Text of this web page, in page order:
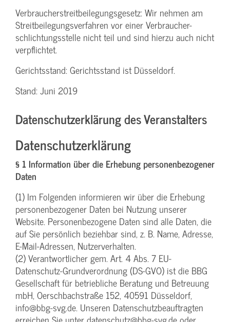
Verbraucher­streitbeilegungs­gesetz: Wir nehmen am
Streit­beilegungs­verfahren vor einer Verbraucher­
schlichtungs­stelle nicht teil und sind hierzu auch nicht
verpflichtet.
Gerichtsstand: Gerichtsstand ist Düsseldorf.
Stand: Juni 2019
Datenschutzerklärung des Veranstalters
Datenschutzerklärung
§ 1 Information über die Erhebung personenbezogener
Daten
(1) Im Folgenden informieren wir über die Erhebung
personenbezogener Daten bei Nutzung unserer
Website. Personenbezogene Daten sind alle Daten, die
auf Sie persönlich beziehbar sind, z. B. Name, Adresse,
E-Mail-Adressen, Nutzerverhalten.
(2) Verantwortlicher gem. Art. 4 Abs. 7 EU-
Datenschutz-Grundverordnung (DS-GVO) ist die BBG
Gesellschaft für betriebliche Beratung und Betreuung
mbH, Oerschbachstraße 152, 40591 Düsseldorf,
info@bbg-svg.de. Unseren Datenschutzbeauftragten